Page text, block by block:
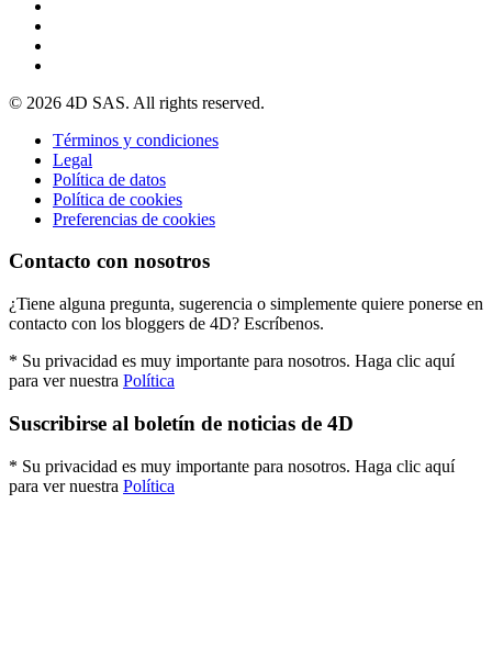
© 2026 4D SAS. All rights reserved.
Términos y condiciones
Legal
Política de datos
Política de cookies
Preferencias de cookies
Contacto con nosotros
¿Tiene alguna pregunta, sugerencia o simplemente quiere ponerse en
contacto con los bloggers de 4D? Escríbenos.
* Su privacidad es muy importante para nosotros. Haga clic aquí
para ver nuestra Política
Suscribirse al boletín de noticias de 4D
* Su privacidad es muy importante para nosotros. Haga clic aquí
para ver nuestra Política